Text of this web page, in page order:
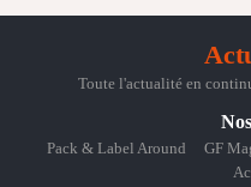
Toute l'actualité en
Pack & Label Around GF